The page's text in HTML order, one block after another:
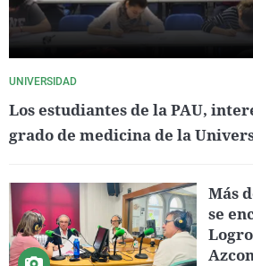
UNIVERSIDAD
Los estudiantes de la PAU,
grado de medicina de la
Más
se